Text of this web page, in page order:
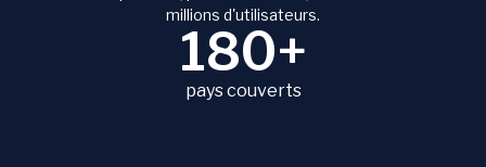
millions d'utilisateurs.
180+
pays couverts